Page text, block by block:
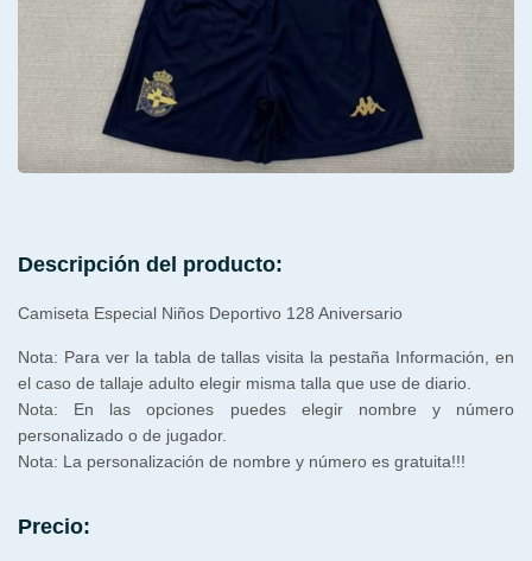
Descripción del producto:
Camiseta Especial Niños Deportivo 128 Aniversario
Nota: Para ver la tabla de tallas visita la pestaña Información, en
el caso de tallaje adulto elegir misma talla que use de diario.
Nota: En las opciones puedes elegir nombre y número
personalizado o de jugador.
Nota: La personalización de nombre y número es gratuita!!!
Precio: